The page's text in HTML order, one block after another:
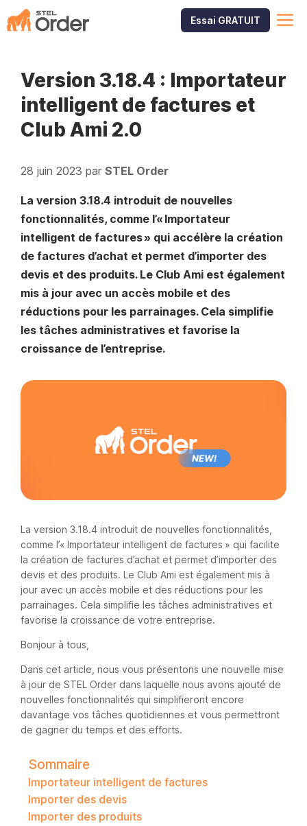
au
Essai GRATUIT
Version 3.18.4 : Importateur
intelligent de factures et
Club Ami 2.0
28 juin 2023 par STEL Order
La version 3.18.4 introduit de nouvelles
fonctionnalités, comme l’« Importateur
intelligent de factures » qui accélère la création
de factures d’achat et permet d’importer des
devis et des produits. Le Club Ami est également
mis à jour avec un accès mobile et des
réductions pour les parrainages. Cela simplifie
les tâches administratives et favorise la
croissance de l’entreprise.
La version 3.18.4 introduit de nouvelles fonctionnalités,
comme l’« Importateur intelligent de factures » qui facilite
la création de factures d’achat et permet d’importer des
devis et des produits. Le Club Ami est également mis à
jour avec un accès mobile et des réductions pour les
parrainages. Cela simplifie les tâches administratives et
favorise la croissance de votre entreprise.
Bonjour à tous,
Dans cet article, nous vous présentons une nouvelle mise
à jour de STEL Order dans laquelle nous avons ajouté de
nouvelles fonctionnalités qui simplifieront encore
davantage vos tâches quotidiennes et vous permettront
de gagner du temps et des efforts.
Sommaire
Importateur intelligent de factures
Importer des devis
Importer des produits